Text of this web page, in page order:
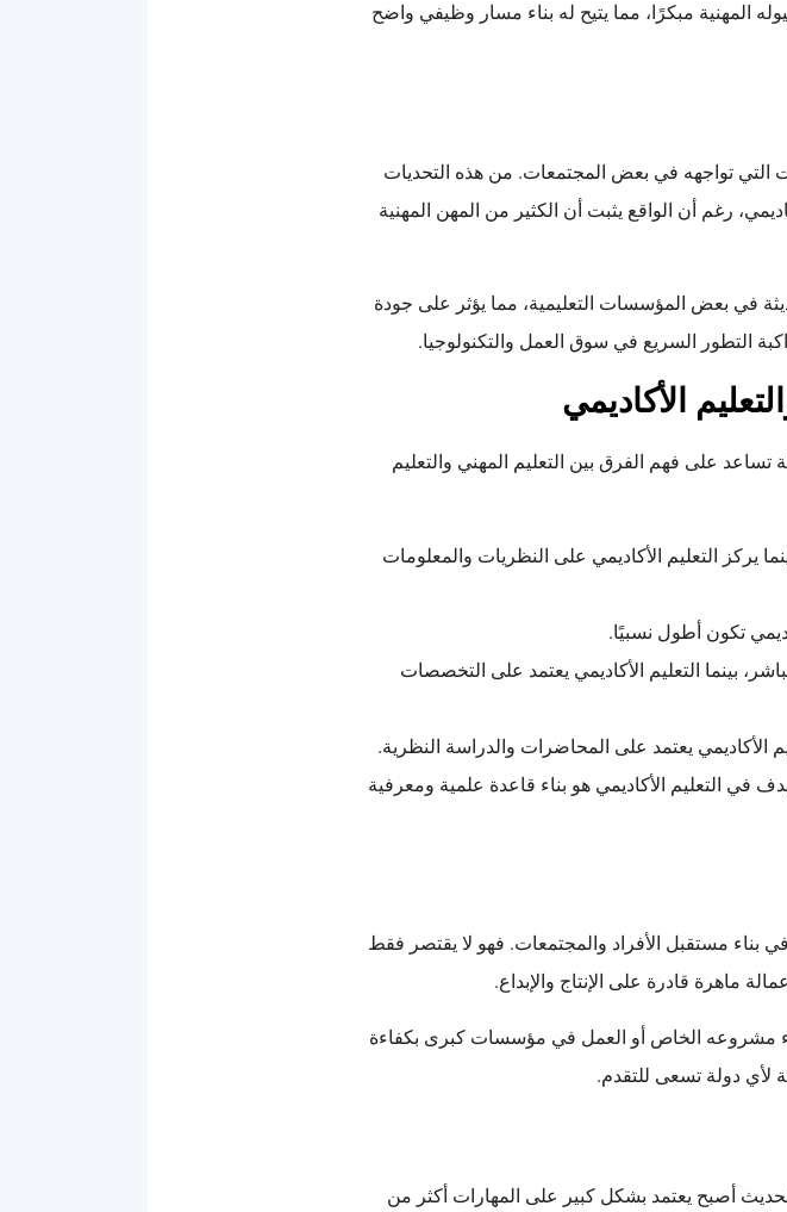
المهنية مبكرًا، مما يتيح له بناء مسار وظيفي واضح
التي تواجهه في بعض المجتمعات. من هذه التحديات
رغم أن الواقع يثبت أن الكثير من المهن المهنية
في بعض المؤسسات التعليمية، مما يؤثر على جودة
التطور السريع في سوق العمل والتكنولوجيا.
الأكاديمي
على فهم الفرق بين التعليم المهني والتعليم
يركز التعليم الأكاديمي على النظريات والمعلومات
تكون أطول نسبيًا.
بينما التعليم الأكاديمي يعتمد على التخصصات
الأكاديمي يعتمد على المحاضرات والدراسة النظرية.
في التعليم الأكاديمي هو بناء قاعدة علمية ومعرفية
بناء مستقبل الأفراد والمجتمعات. فهو لا يقتصر فقط
ماهرة قادرة على الإنتاج والإبداع.
مشروعه الخاص أو العمل في مؤسسات كبرى بكفاءة
لأي دولة تسعى للتقدم.
أصبح يعتمد بشكل كبير على المهارات أكثر من